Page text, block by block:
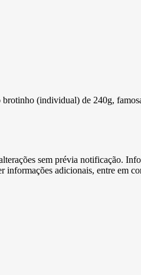
(individual) de 240g,
sem prévia notificação.
adicionais, entre em